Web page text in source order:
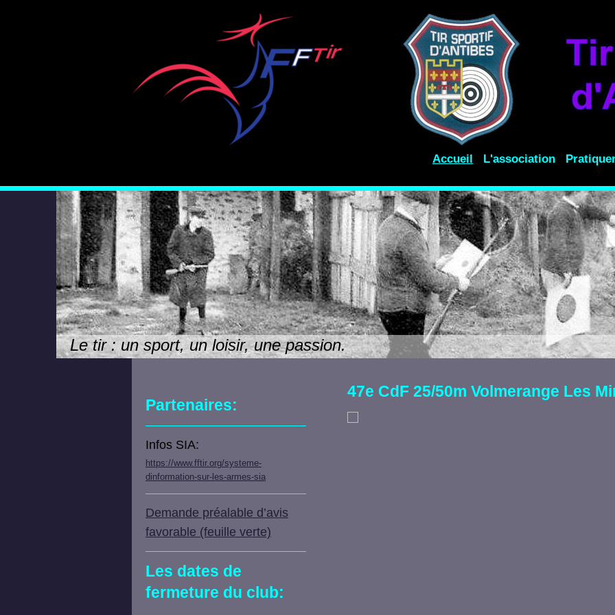
Accueil L'association
Le tir : un sport, un loisir, une passion.
47e CdF 25/50m Volmerange Les
Partenaires:
Infos SIA:
https://www.fftir.org/systeme-
dinformation-sur-les-armes-sia
Demande préalable d’avis
favorable (feuille verte)
Les dates de
fermeture du club: